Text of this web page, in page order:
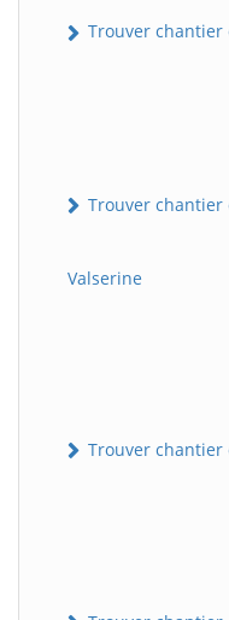
Trouver
Trouver chantier
Valserine
Trouver chantier